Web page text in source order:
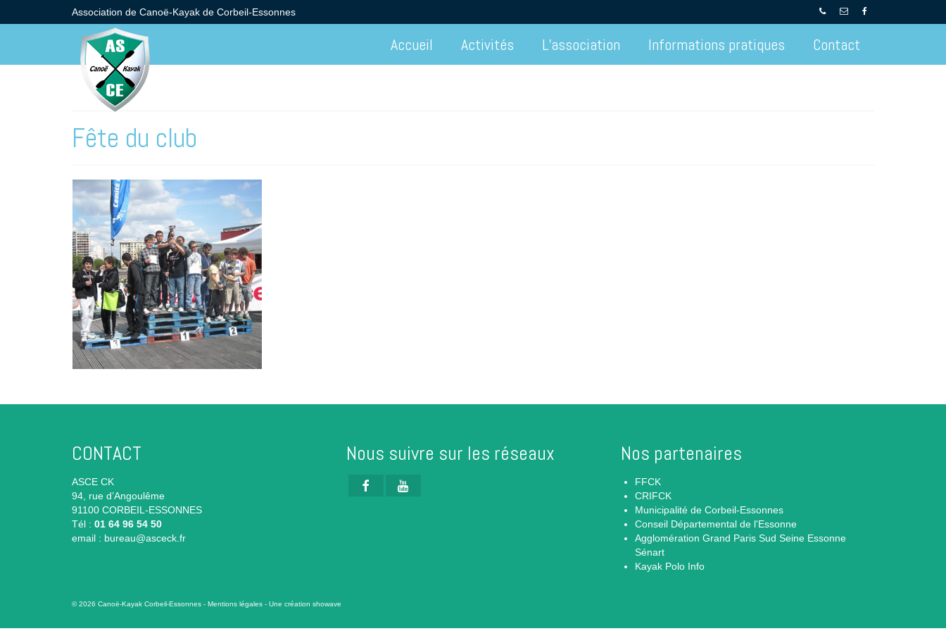
Association de Canoë-Kayak de Corbeil-Essonnes
Accueil Activités L’association Informations pratiques Contact
Fête du club
CONTACT
ASCE CK
94, rue d’Angoulême
91100 CORBEIL-ESSONNES
Tél : 01 64 96 54 50
email : bureau@asceck.fr
Nous suivre sur les réseaux Nos partenaires
FFCK
CRIFCK
Municipalité de Corbeil-Essonnes
Conseil Départemental de l'Essonne
Agglomération Grand Paris Sud Seine Essonne
Sénart
Kayak Polo Info
© 2026 Canoë-Kayak Corbeil-Essonnes - Mentions légales - Une création showave